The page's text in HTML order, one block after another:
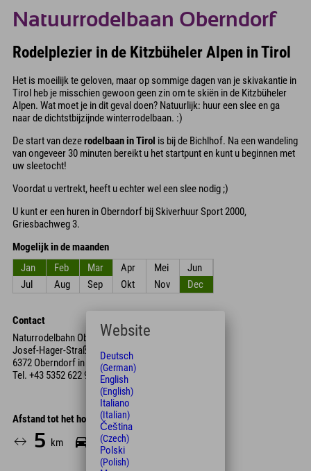
Natuurrodelbaan Oberndorf
Rodelplezier in de Kitzbüheler Alpen in Tirol
Het is moeilijk te geloven, maar op sommige dagen van je skivakantie in
Tirol heb je misschien gewoon geen zin om te skiën in de Kitzbüheler
Alpen. Wat moet je in dit geval doen? Natuurlijk: huur een slee en ga
naar de dichtstbijzijnde winterrodelbaan. :)
De start van dezerodelbaan in Tirol is bij de Bichlhof. Na een wandeling
van ongeveer 30 minuten bereikt u het startpunt en kunt u beginnen met
uw sleetocht!
Voordat u vertrekt, heeft u echter wel een slee nodig ;)
U kunt er een huren in Oberndorf bij Skiverhuur Sport 2000,
Griesbachweg 3.
Mogelijk in de maanden
Jan
Feb Mar Apr Mei
Jun
Jul
Aug Sep Okt Nov Dec
Contact
Naturrodelbahn Oberndorf
Josef-Hager-Straße 23
6372 Oberndorf in Tirol
Tel. +43 5352 622 93
Afstand tot het hotel
5 km 10 Min.
Website
Deutsch
(German)
English
(English)
Italiano
(Italian)
Čeština
(Czech)
Polski
(Polish)